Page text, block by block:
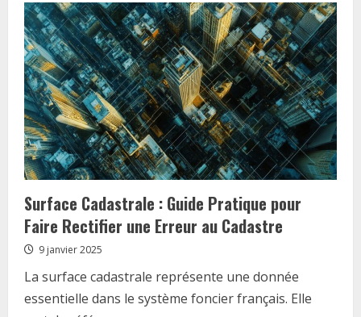
1
hectare
en
m2
:
Comparez
les
prix
des
differents
styles
de
jardins
Surface Cadastrale : Guide Pratique pour
Faire Rectifier une Erreur au Cadastre
9 janvier 2025
La surface cadastrale représente une donnée
essentielle dans le système foncier français. Elle